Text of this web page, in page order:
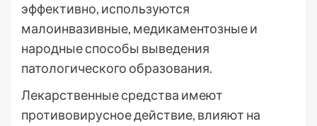
эффективно, используются
малоинвазивные, медикаментозные и
народные способы выведения
патологического образования.
Лекарственные средства имеют
противовирусное действие, влияют на